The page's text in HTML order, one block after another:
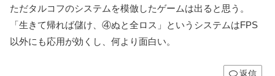
ただタルコフのシステムを模倣したゲームは出ると思う。
「生きて帰れば儲け、④ぬと全ロス」というシステムはFPS
以外にも応用が効くし、何より面白い。
返信